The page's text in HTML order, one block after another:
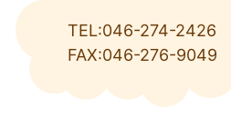
TEL:046-274-2426
FAX:046-276-9049